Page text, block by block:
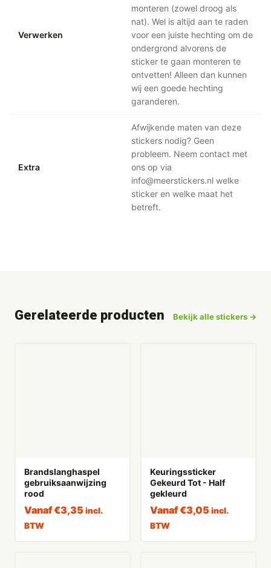
Verwerken
monteren (zowel droog als
nat). Wel is altijd aan te raden
voor een juiste hechting om de
ondergrond alvorens de
sticker te gaan monteren te
ontvetten! Alleen dan kunnen
wij een goede hechting
garanderen.
Extra
Afwijkende maten van deze
stickers nodig? Geen
probleem. Neem contact met
ons op via
info@meerstickers.nl welke
sticker en welke maat het
betreft.
Gerelateerde producten Bekijk alle stickers →
Brandslanghaspel
gebruiksaanwijzing
rood
Vanaf€3,35 incl.
BTW
Keuringssticker
Gekeurd Tot - Half
gekleurd
Vanaf€3,05 incl.
BTW